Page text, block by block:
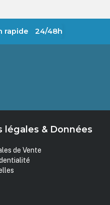
rapide 24/48h
légales & Données
de Vente